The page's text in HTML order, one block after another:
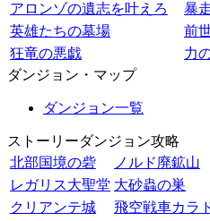
アロンゾの遺志を叶えろ
暴
英雄たちの墓場
前
狂竜の悪戯
力
ダンジョン・マップ
ダンジョン一覧
ストーリーダンジョン攻略
北部国境の砦
ノルド廃鉱山
レガリス大聖堂 大砂蟲の巣
クリアンテ城
飛空戦車カラ